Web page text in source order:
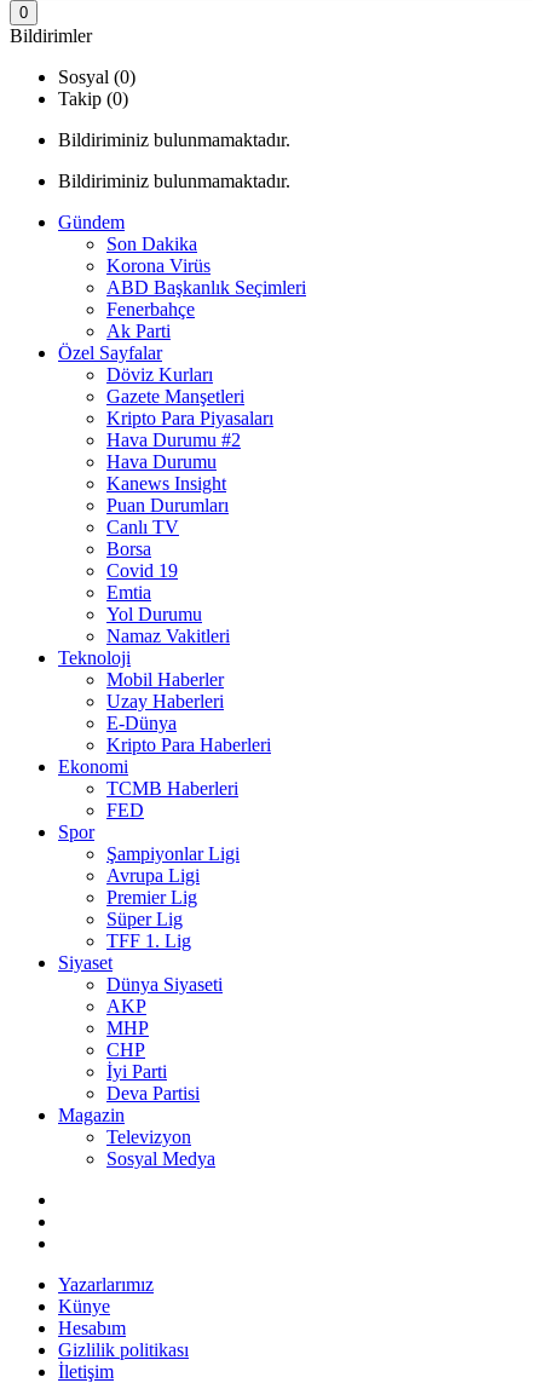
0
Bildirimler
Sosyal (0)
Takip (0)
Bildiriminiz bulunmamaktadır.
Bildiriminiz bulunmamaktadır.
Gündem
Son Dakika
Korona Virüs
ABD Başkanlık Seçimleri
Fenerbahçe
Ak Parti
Özel Sayfalar
Döviz Kurları
Gazete Manşetleri
Kripto Para Piyasaları
Hava Durumu #2
Hava Durumu
Kanews Insight
Puan Durumları
Canlı TV
Borsa
Covid 19
Emtia
Yol Durumu
Namaz Vakitleri
Teknoloji
Mobil Haberler
Uzay Haberleri
E-Dünya
Kripto Para Haberleri
Ekonomi
TCMB Haberleri
FED
Spor
Şampiyonlar Ligi
Avrupa Ligi
Premier Lig
Süper Lig
TFF 1. Lig
Siyaset
Dünya Siyaseti
AKP
MHP
CHP
İyi Parti
Deva Partisi
Magazin
Televizyon
Sosyal Medya
Yazarlarımız
Künye
Hesabım
Gizlilik politikası
İletişim